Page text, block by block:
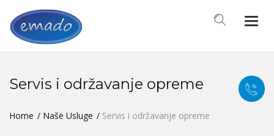
Servis i održavanje opreme
Home Naše Usluge Servis i održavanje opreme